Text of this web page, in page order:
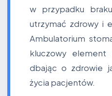
w przypadku
utrzymać zdrowy i
Ambulatorium
kluczowy element
dbając o zdrowie
życia pacjentów.